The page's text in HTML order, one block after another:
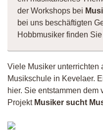
der Workshops bei
bei uns beschäftigten
Hobbmusiker finden Sie
Viele Musiker unterrichten
Musikschule in Kevelaer.
hier. Sie entstammen
Projekt Musiker sucht